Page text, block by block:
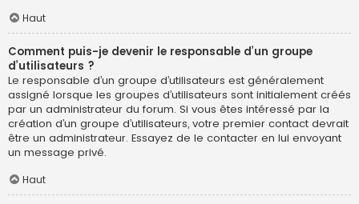
Haut
Comment puis-je devenir le responsable d’un groupe
d’utilisateurs ?
Le responsable d’un groupe d’utilisateurs est généralement
assigné lorsque les groupes d’utilisateurs sont initialement créés
par un administrateur du forum. Si vous êtes intéressé par la
création d’un groupe d’utilisateurs, votre premier contact devrait
être un administrateur. Essayez de le contacter en lui envoyant
un message privé.
Haut